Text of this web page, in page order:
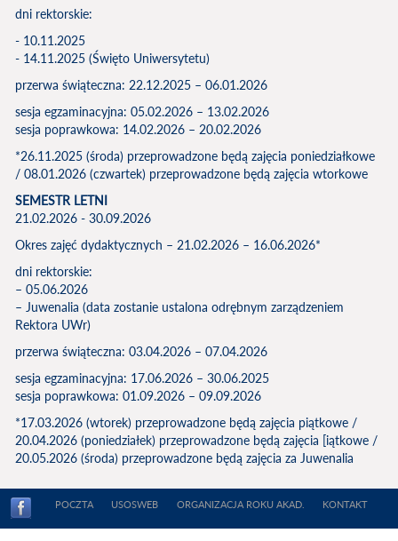
dni rektorskie:
- 10.11.2025
- 14.11.2025 (Święto Uniwersytetu)
przerwa świąteczna: 22.12.2025 – 06.01.2026
sesja egzaminacyjna: 05.02.2026 – 13.02.2026
sesja poprawkowa: 14.02.2026 – 20.02.2026
*26.11.2025 (środa) przeprowadzone będą zajęcia poniedziałkowe
/ 08.01.2026 (czwartek) przeprowadzone będą zajęcia wtorkowe
SEMESTR LETNI
21.02.2026 - 30.09.2026
Okres zajęć dydaktycznych – 21.02.2026 – 16.06.2026*
dni rektorskie:
– 05.06.2026
– Juwenalia (data zostanie ustalona odrębnym zarządzeniem
Rektora UWr)
przerwa świąteczna: 03.04.2026 – 07.04.2026
sesja egzaminacyjna: 17.06.2026 – 30.06.2025
sesja poprawkowa: 01.09.2026 – 09.09.2026
*17.03.2026 (wtorek) przeprowadzone będą zajęcia piątkowe /
20.04.2026 (poniedziałek) przeprowadzone będą zajęcia [iątkowe /
20.05.2026 (środa) przeprowadzone będą zajęcia za Juwenalia
POCZTA USOSWEB ORGANIZACJA ROKU AKAD. KONTAKT